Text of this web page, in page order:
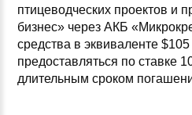
птицеводческих проектов и
бизнес» через АКБ
средства в эквиваленте
предоставляться по ставке
длительным сроком